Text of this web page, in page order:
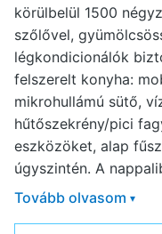
körülbelül 1500
szőlővel,
légkondicionálók
felszerelt konyha:
mikrohullámú sütő,
hűtőszekrény/pici
eszközöket, alap
úgyszintén. A
Tovább olvasom ▾